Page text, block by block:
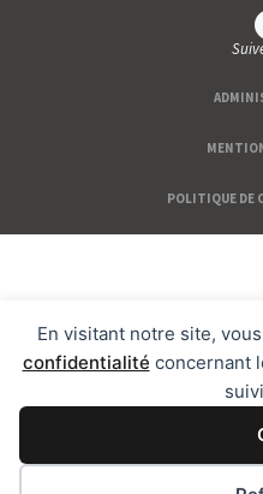
En visitant notre site,
confidentialité concernant
POLITIQUE DE